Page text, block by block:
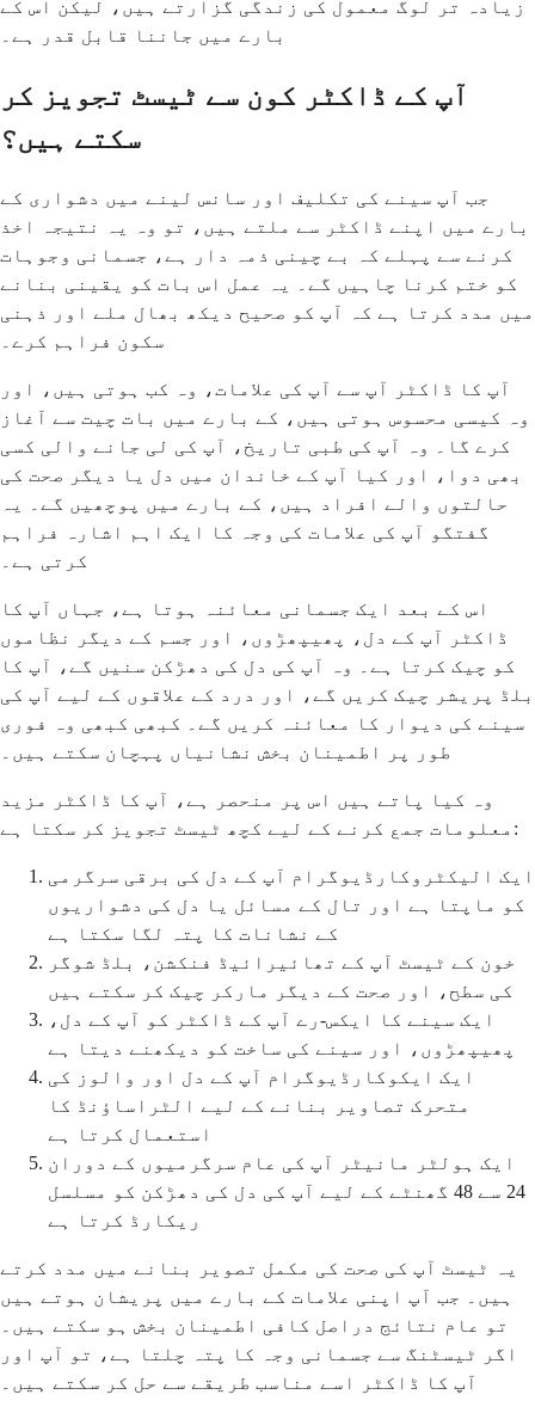
زیادہ تر لوگ معمول کی زندگی گزارتے ہیں، لیکن اس کے
بارے میں جاننا قابل قدر ہے۔
آپ کے ڈاکٹر کون سے ٹیسٹ تجویز کر
سکتے ہیں؟
جب آپ سینے کی تکلیف اور سانس لینے میں دشواری کے
بارے میں اپنے ڈاکٹر سے ملتے ہیں، تو وہ یہ نتیجہ اخذ
کرنے سے پہلے کہ بے چینی ذمہ دار ہے، جسمانی وجوہات
کو ختم کرنا چاہیں گے۔ یہ عمل اس بات کو یقینی بنانے
میں مدد کرتا ہے کہ آپ کو صحیح دیکھ بھال ملے اور ذہنی
سکون فراہم کرے۔
آپ کا ڈاکٹر آپ سے آپ کی علامات، وہ کب ہوتی ہیں، اور
وہ کیسی محسوس ہوتی ہیں، کے بارے میں بات چیت سے آغاز
کرے گا۔ وہ آپ کی طبی تاریخ، آپ کی لی جانے والی کسی
بھی دوا، اور کیا آپ کے خاندان میں دل یا دیگر صحت کی
حالتوں والے افراد ہیں، کے بارے میں پوچھیں گے۔ یہ
گفتگو آپ کی علامات کی وجہ کا ایک اہم اشارہ فراہم
کرتی ہے۔
اس کے بعد ایک جسمانی معائنہ ہوتا ہے، جہاں آپ کا
ڈاکٹر آپ کے دل، پھیپھڑوں، اور جسم کے دیگر نظاموں
کو چیک کرتا ہے۔ وہ آپ کی دل کی دھڑکن سنیں گے، آپ کا
بلڈ پریشر چیک کریں گے، اور درد کے علاقوں کے لیے آپ کی
سینے کی دیوار کا معائنہ کریں گے۔ کبھی کبھی وہ فوری
طور پر اطمینان بخش نشانیاں پہچان سکتے ہیں۔
وہ کیا پاتے ہیں اس پر منحصر ہے، آپ کا ڈاکٹر مزید
معلومات جمع کرنے کے لیے کچھ ٹیسٹ تجویز کر سکتا ہے:
ایک الیکٹروکارڈیوگرام آپ کے دل کی برقی سرگرمی
کو ماپتا ہے اور تال کے مسائل یا دل کی دشواریوں
کے نشانات کا پتہ لگا سکتا ہے
خون کے ٹیسٹ آپ کے تھائیرائیڈ فنکشن، بلڈ شوگر
کی سطح، اور صحت کے دیگر مارکر چیک کر سکتے ہیں
ایک سینے کا ایکس-رے آپ کے ڈاکٹر کو آپ کے دل،
پھیپھڑوں، اور سینے کی ساخت کو دیکھنے دیتا ہے
ایک ایکوکارڈیوگرام آپ کے دل اور والوز کی
متحرک تصاویر بنانے کے لیے الٹراساؤنڈ کا
استعمال کرتا ہے
ایک ہولٹر مانیٹر آپ کی عام سرگرمیوں کے دوران
24 سے 48 گھنٹے کے لیے آپ کی دل کی دھڑکن کو مسلسل
ریکارڈ کرتا ہے
یہ ٹیسٹ آپ کی صحت کی مکمل تصویر بنانے میں مدد کرتے
ہیں۔ جب آپ اپنی علامات کے بارے میں پریشان ہوتے ہیں
تو عام نتائج دراصل کافی اطمینان بخش ہو سکتے ہیں۔
اگر ٹیسٹنگ سے جسمانی وجہ کا پتہ چلتا ہے، تو آپ اور
آپ کا ڈاکٹر اسے مناسب طریقے سے حل کر سکتے ہیں۔